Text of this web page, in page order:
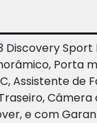
Porta
Assistente de
Câmera
e com